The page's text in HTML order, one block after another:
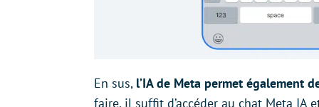
En sus, l’IA de Meta permet également
faire, il suffit d’accéder au chat Meta